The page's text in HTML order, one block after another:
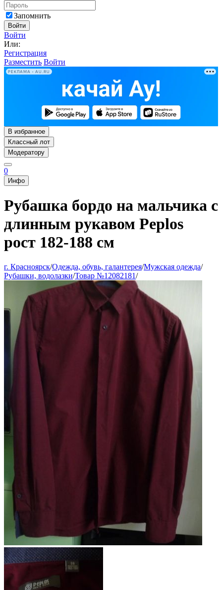
Запомнить
Войти
Войти
Или:
Регистрация
Разместить Войти
РЕКЛАМА • AU.RU
В избранное
Классный лот
Модератору
0
Инфо
Рубашка бордо на мальчика с
длинным рукавом Peplos
рост 182-188 см
г. Красноярск/Одежда, обувь, галантерея/Мужская одежда/
Рубашки, водолазки/Товар №12082181/